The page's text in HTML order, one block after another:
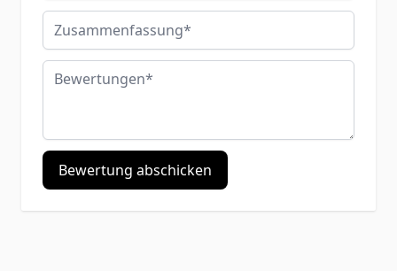
Zusammenfassung
Bewertungen
Bewertung abschicken